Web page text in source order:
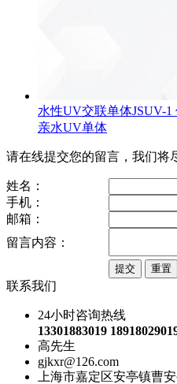
水性UV交联单体JSUV-
亲水UV单体
请在线提交您的留言，我们将
姓名：
手机：
邮箱：
留言内容：
联系我们
24小时咨询热线
13301883019
高先生
gjkxr@126.com
上海市嘉定区安亭镇曹